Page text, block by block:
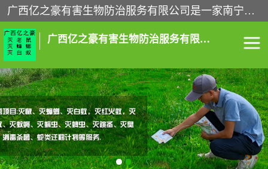
广西亿之豪有害生物防治服务有限公司是一家南宁灭鼠公司、灭蟑螂公司，南宁杀虫公司，南宁除虫公司，南宁灭跳蚤公司，南宁灭白蚁公司，南宁除四害公司,广西亿之豪有害生物防治服务有限公司专业灭蟑螂,除臭虫,其他害虫,服务上门,安全环保,售后保障,一次消杀，竭诚为您服务.
广西亿之豪有害生物防治服务有限公司
南宁灭白蚁 南宁灭老鼠
南宁灭蟑螂 南宁杀虫
南宁除四害 南宁消杀